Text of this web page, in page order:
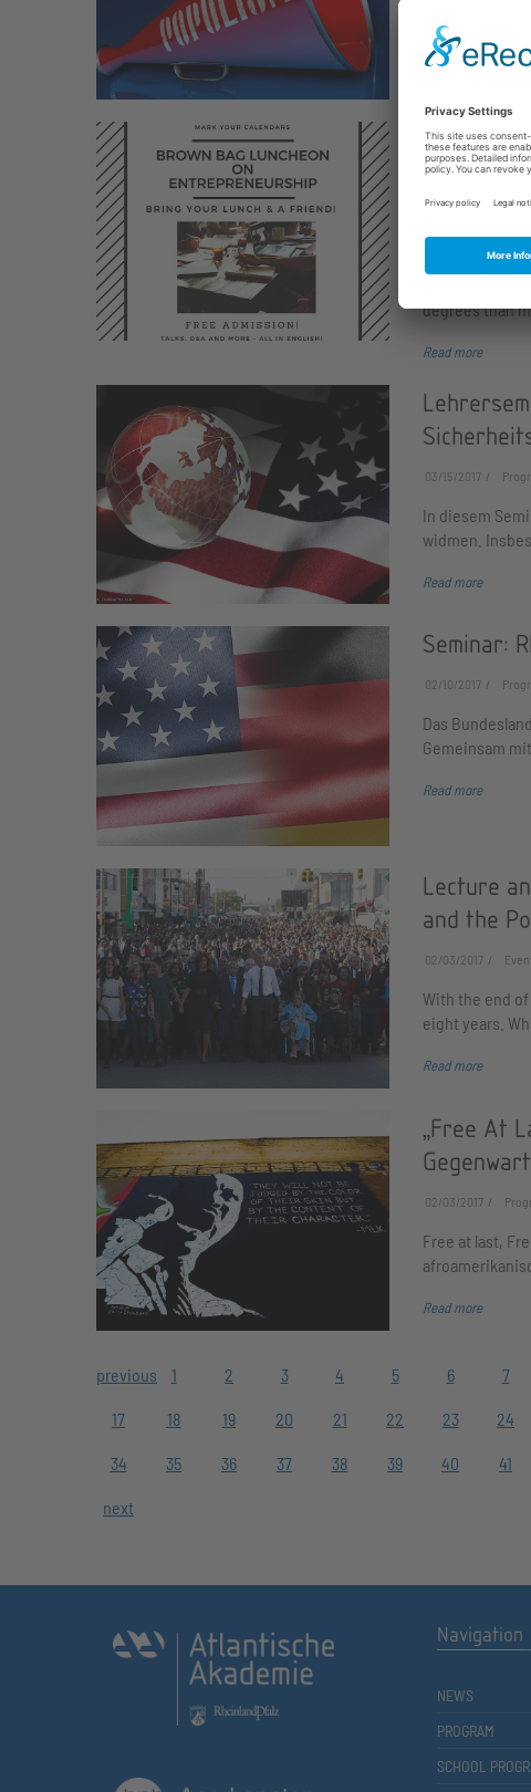
USA stellt
Workforce
03/17/2017
For the past
degrees than
Read more
03/15/2017
In diesem
widmen.
Read more
Seminar:
02/10/2017
Das
Gemeinsam
Read more
Lecture
and the
02/03/2017
With the end
eight years.
Read more
„Free At
02/03/2017
Free at last,
Read more
previous 1 2 3 4 5 6 7
17 18 19 20 21 22 23 24
34 35 36 37 38 39 40 41
next
Navigation
NEWS
PROGRAM
SCHOOL